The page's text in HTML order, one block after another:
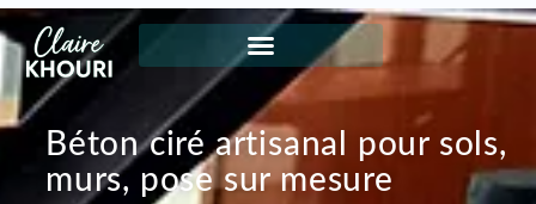
Aller
au
contenu
Béton ciré artisanal pour sols,
murs, pose sur mesure